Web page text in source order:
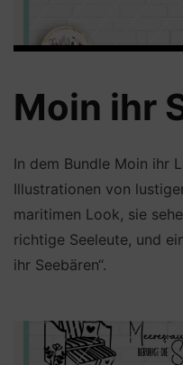
Moin ihr
In dem Bundle Moin ihr
Illustrationen von
maritimen Look, sie
richtige Seeleute, und
ihr Seebären“.